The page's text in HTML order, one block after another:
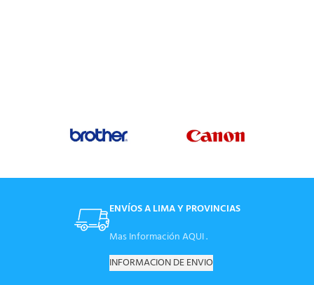
ENVÍOS A LIMA Y PROVINCIAS
Mas Información AQUI .
INFORMACION DE ENVIO